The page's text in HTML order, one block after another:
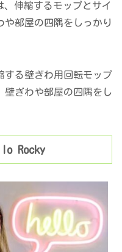
、伸縮するモップとサイ
や部屋の四隅をしっかり
する壁ぎわ用回転モップ
壁ぎわや部屋の四隅をし
Rocky